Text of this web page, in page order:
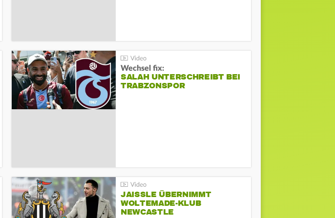
Wechsel fix:
SALAH UNTERSCHREIBT BEI
TRABZONSPOR
JAISSLE ÜBERNIMMT
WOLTEMADE-KLUB
NEWCASTLE